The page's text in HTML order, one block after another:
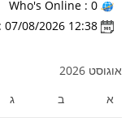
אוגוסט 2026
א
ב ג